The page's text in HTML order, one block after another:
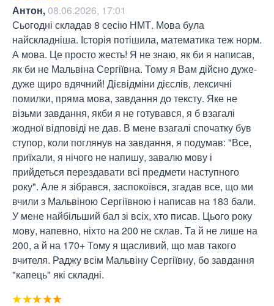
Антон,08.06.2026, 17:01
Сьогодні складав 8 сесію НМТ. Мова була
найскладніша. Історія потішила, математика теж норм.
А мова. Це просто жесть! Я не знаю, як би я написав,
як би не Мальвіна Сергіївна. Тому я Вам дійсно дуже-
дуже щиро вдячний! Дієвідміни дієслів, лексичні
помилки, пряма мова, завдання до тексту. Яке не
візьми завдання, якби я не готувався, я б взагалі
жодної відповіді не дав. В мене взагалі спочатку був
ступор, коли поглянув на завдання, я подумав: "Все,
приїхали, я нічого не напишу, завалю мову і
прийдеться перездавати всі предмети наступного
року". Але я зібрався, заспокоївся, згадав все, що ми
вчили з Мальвіною Сергіївною і написав на 183 бали.
У мене найбільший бал зі всіх, хто писав. Цього року
мову, напевно, ніхто на 200 не склав. Та й не лише на
200, а й на 170+ Тому я щасливий, що мав такого
вчителя. Раджу всім Мальвіну Сергіївну, бо завдання
"капець" які складні.